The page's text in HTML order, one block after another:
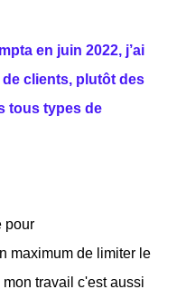
en juin 2022, j’ai
clients, plutôt des
tous types de
pour
maximum de limiter le
travail c'est aussi